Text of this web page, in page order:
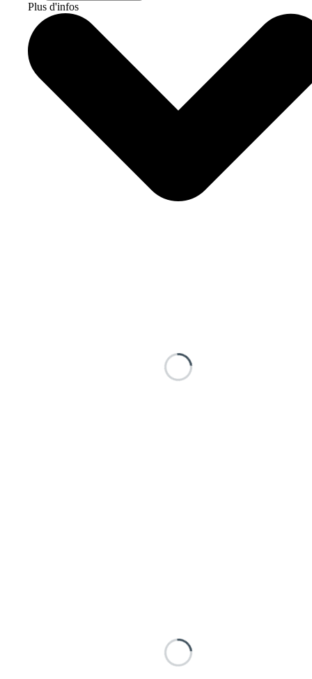
Plus d'infos